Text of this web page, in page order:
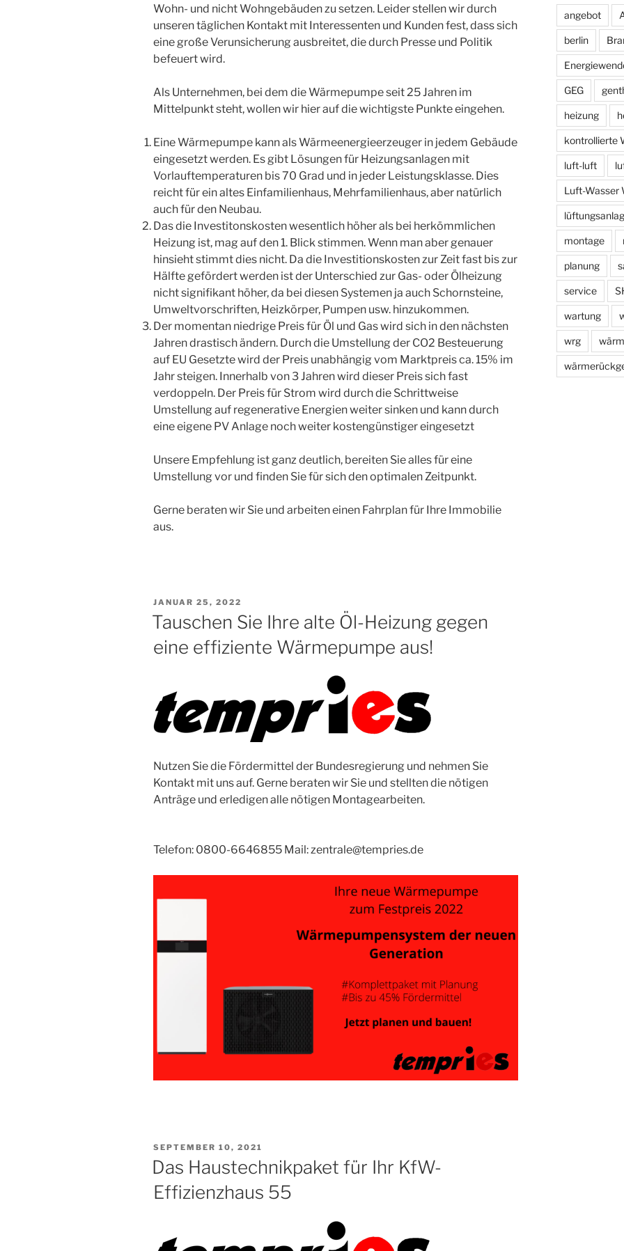
Wohn- und nicht Wohngebäuden zu setzen. Leider stellen wir durch
unseren täglichen Kontakt mit Interessenten und Kunden fest, dass sich
eine große Verunsicherung ausbreitet, die durch Presse und Politik
befeuert wird.
Als Unternehmen, bei dem die Wärmepumpe seit 25 Jahren im
Mittelpunkt steht, wollen wir hier auf die wichtigste Punkte eingehen.
Eine Wärmepumpe kann als Wärmeenergieerzeuger in jedem Gebäude
eingesetzt werden. Es gibt Lösungen für Heizungsanlagen mit
Vorlauftemperaturen bis 70 Grad und in jeder Leistungsklasse. Dies
reicht für ein altes Einfamilienhaus, Mehrfamilienhaus, aber natürlich
auch für den Neubau.
Das die Investitonskosten wesentlich höher als bei herkömmlichen
Heizung ist, mag auf den 1. Blick stimmen. Wenn man aber genauer
hinsieht stimmt dies nicht. Da die Investitionskosten zur Zeit fast bis zur
Hälfte gefördert werden ist der Unterschied zur Gas- oder Ölheizung
nicht signifikant höher, da bei diesen Systemen ja auch Schornsteine,
Umweltvorschriften, Heizkörper, Pumpen usw. hinzukommen.
Der momentan niedrige Preis für Öl und Gas wird sich in den nächsten
Jahren drastisch ändern. Durch die Umstellung der CO2 Besteuerung
auf EU Gesetzte wird der Preis unabhängig vom Marktpreis ca. 15% im
Jahr steigen. Innerhalb von 3 Jahren wird dieser Preis sich fast
verdoppeln. Der Preis für Strom wird durch die Schrittweise
Umstellung auf regenerative Energien weiter sinken und kann durch
eine eigene PV Anlage noch weiter kostengünstiger eingesetzt
Unsere Empfehlung ist ganz deutlich, bereiten Sie alles für eine
Umstellung vor und finden Sie für sich den optimalen Zeitpunkt.
Gerne beraten wir Sie und arbeiten einen Fahrplan für Ihre Immobilie
aus.
VERÖFFENTLICHT
AM
JANUAR 25, 2022
Tauschen Sie Ihre alte Öl-Heizung gegen
eine effiziente Wärmepumpe aus!
Nutzen Sie die Fördermittel der Bundesregierung und nehmen Sie
Kontakt mit uns auf. Gerne beraten wir Sie und stellten die nötigen
Anträge und erledigen alle nötigen Montagearbeiten.
Telefon: 0800-6646855 Mail: zentrale@tempries.de
VERÖFFENTLICHT
AM
SEPTEMBER 10, 2021
Das Haustechnikpaket für Ihr KfW-
Effizienzhaus 55
angebot
berlin
GEG
heizung
kontrollierte
luft-luft
Luft-Wasser
montage
planung
service
wartung
wrg